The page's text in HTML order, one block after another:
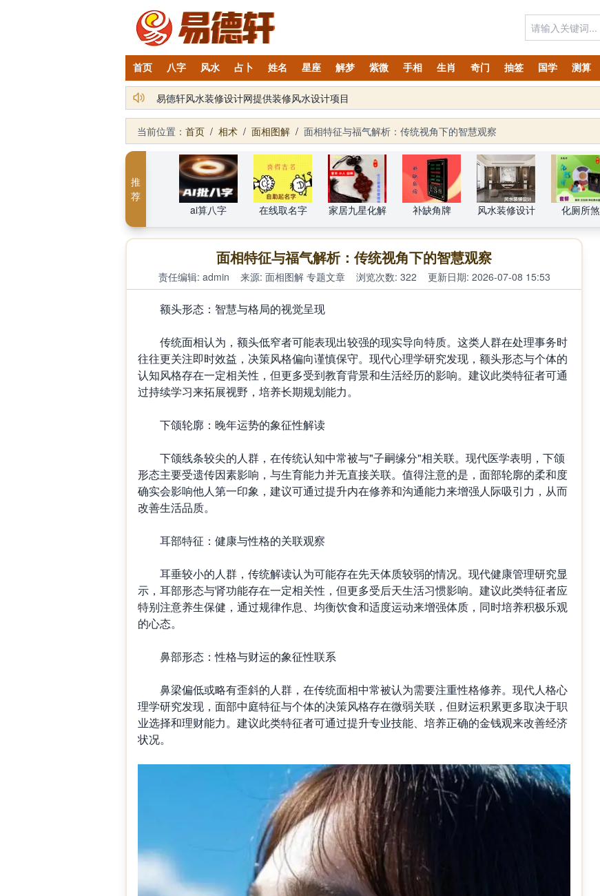
首页 八字 风水 占卜 姓名 星座 解梦 紫微 手相 生肖 奇门 抽签 国学 测算
易德轩通告：本网站易德轩商标及LOGO注册声明
当前位置： 首页 / 相术 / 面相图解 / 面相特征与福气解析：传统视角下的智慧观察
推
荐
ai算八字
在线取名字 家居九星化解 补缺角牌 风水装修设计 化厕所煞
面相特征与福气解析：传统视角下的智慧观察
责任编辑: admin 来源: 面相图解专题文章 浏览次数: 322 更新日期: 2026-07-08 15:53
额头形态：智慧与格局的视觉呈现
传统面相认为，额头低窄者可能表现出较强的现实导向特质。这类人群在处理事务时
往往更关注即时效益，决策风格偏向谨慎保守。现代心理学研究发现，额头形态与个体的
认知风格存在一定相关性，但更多受到教育背景和生活经历的影响。建议此类特征者可通
过持续学习来拓展视野，培养长期规划能力。
下颌轮廓：晚年运势的象征性解读
下颌线条较尖的人群，在传统认知中常被与"子嗣缘分"相关联。现代医学表明，下颌
形态主要受遗传因素影响，与生育能力并无直接关联。值得注意的是，面部轮廓的柔和度
确实会影响他人第一印象，建议可通过提升内在修养和沟通能力来增强人际吸引力，从而
改善生活品质。
耳部特征：健康与性格的关联观察
耳垂较小的人群，传统解读认为可能存在先天体质较弱的情况。现代健康管理研究显
示，耳部形态与肾功能存在一定相关性，但更多受后天生活习惯影响。建议此类特征者应
特别注意养生保健，通过规律作息、均衡饮食和适度运动来增强体质，同时培养积极乐观
的心态。
鼻部形态：性格与财运的象征性联系
鼻梁偏低或略有歪斜的人群，在传统面相中常被认为需要注重性格修养。现代人格心
理学研究发现，面部中庭特征与个体的决策风格存在微弱关联，但财运积累更多取决于职
业选择和理财能力。建议此类特征者可通过提升专业技能、培养正确的金钱观来改善经济
状况。